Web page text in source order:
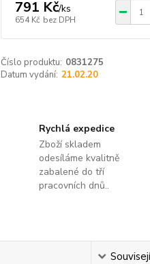
791 Kč/ks
654 Kč bez DPH
Číslo produktu: 0831275
Datum vydání: 21.02.20
Rychlá expedice
Zboží skladem
odesíláme kvalitně
zabalené do tří
pracovních dnů..